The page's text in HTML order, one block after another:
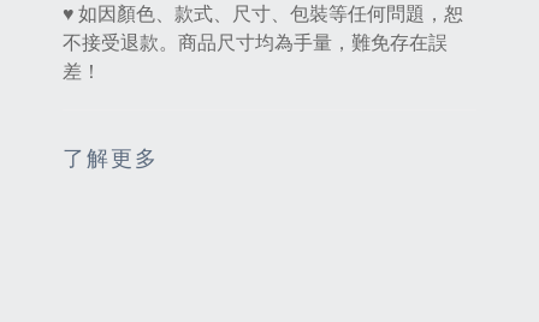
♥ 如因顏色、款式、尺寸、包裝等任何問題，恕
不接受退款。商品尺寸均為手量，難免存在誤
差！
了解更多